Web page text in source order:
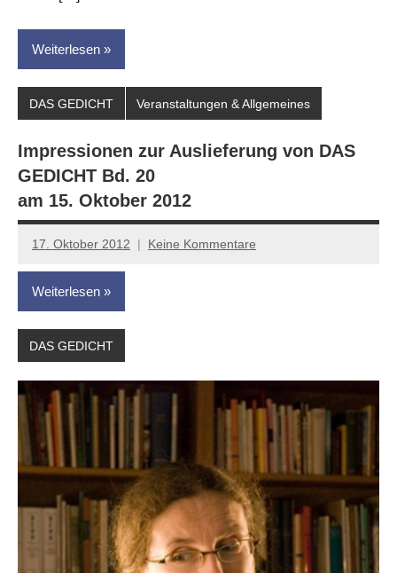
Weiterlesen
DAS GEDICHT Veranstaltungen & Allgemeines
Impressionen zur Auslieferung von DAS
GEDICHT Bd. 20
am 15. Oktober 2012
17. Oktober 2012
Anton
G.
Leitner
Keine Kommentare
Weiterlesen
DAS GEDICHT